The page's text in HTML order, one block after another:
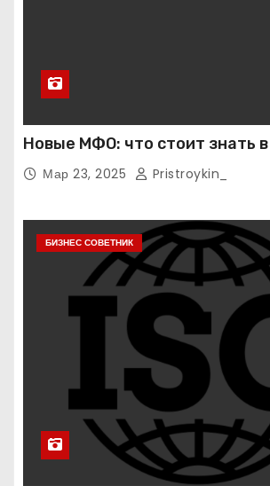
Новые МФО: что стоит знать
Мар 23, 2025 Pristroykin_
БИЗНЕС СОВЕТНИК